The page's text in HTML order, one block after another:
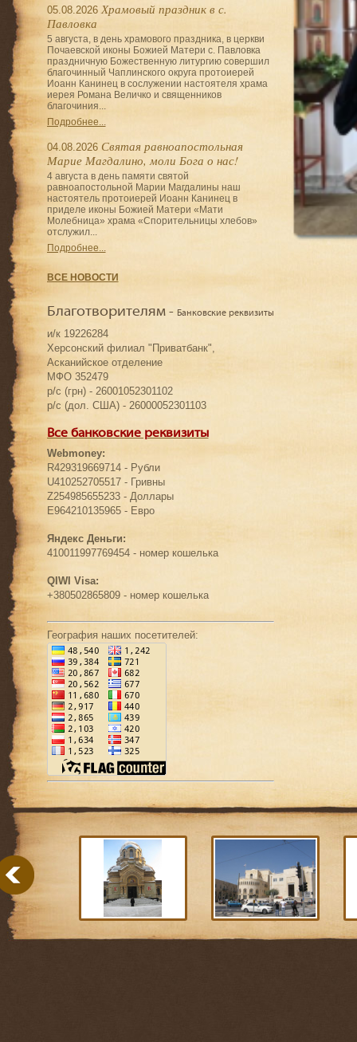
05.08.2026 Храмовый праздник в с.
Павловка
5 августа, в день храмового праздника, в церкви
Почаевской иконы Божией Матери с. Павловка
праздничную Божественную литургию совершил
благочинный Чаплинского округа протоиерей
Иоанн Канинец в сослужении настоятеля храма
иерея Романа Величко и священников
благочиния...
Подробнее...
04.08.2026 Святая равноапостольная
Марие Магдалино, моли Бога о нас!
4 августа в день памяти святой
равноапостольной Марии Магдалины наш
настоятель протоиерей Иоанн Канинец в
приделе иконы Божией Матери «Мати
Молебница» храма «Спорительницы хлебов»
отслужил...
Подробнее...
ВСЕ НОВОСТИ
Благотворителям - Банковские реквизиты
и/к 19226284
Херсонский филиал "Приватбанк",
Асканийское отделение
МФО 352479
р/с (грн) - 26001052301102
р/с (дол. США) - 26000052301103
Все банковские реквизиты
Webmoney:
R429319669714 - Рубли
U410252705517 - Гривны
Z254985655233 - Доллары
E964210135965 - Евро
Яндекс Деньги:
410011997769454 - номер кошелька
QIWI Visa:
+380502865809 - номер кошелька
География наших посетителей: